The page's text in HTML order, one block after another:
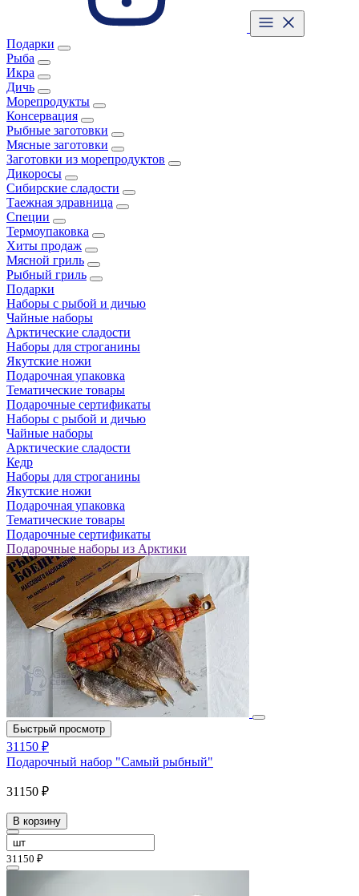
Подарки
Рыба
Икра
Дичь
Морепродукты
Консервация
Рыбные заготовки
Мясные заготовки
Заготовки из морепродуктов
Дикоросы
Сибирские сладости
Таежная здравница
Специи
Термоупаковка
Хиты продаж
Мясной гриль
Рыбный гриль
Подарки
Наборы с рыбой и дичью
Чайные наборы
Арктические сладости
Наборы для строганины
Якутские ножи
Подарочная упаковка
Тематические товары
Подарочные сертификаты
Наборы с рыбой и дичью
Чайные наборы
Арктические сладости
Кедр
Наборы для строганины
Якутские ножи
Подарочная упаковка
Тематические товары
Подарочные сертификаты
Подарочные наборы из Арктики
Быстрый просмотр
31150 ₽
Подарочный набор "Самый рыбный"
31150 ₽
В корзину
31150 ₽